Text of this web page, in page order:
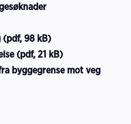
98 kB)
(pdf, 21 kB)
byggegrense mot veg